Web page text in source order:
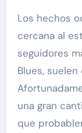
Los hechos
cercana al
seguidores
Blues,
una gran
que